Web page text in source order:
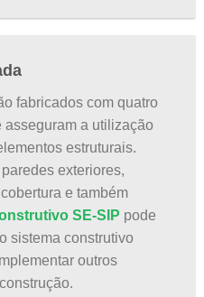
fabricados com quatro
asseguram a utilização
estruturais.
exteriores,
e também
SE-SIP pode
sistema construtivo
outros